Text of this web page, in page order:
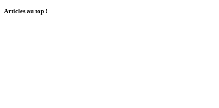
Articles au top !